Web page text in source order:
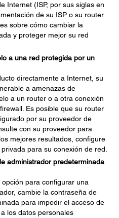
Internet (ISP, por sus siglas en
de su ISP o su router
sobre cómo cambiar la
y proteger mejor su red
a una red protegida por un
directamente a Internet, su
a amenazas de
a un router o a otra conexión
Es posible que su router
por su proveedor de
con su proveedor para
mejores resultados, configure
para su conexión de red.
administrador predeterminada
para configurar una
cambie la contraseña de
para impedir el acceso de
los datos personales